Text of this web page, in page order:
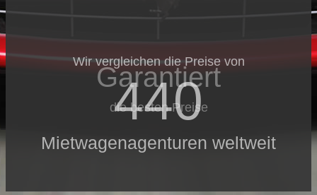
Wir vergleichen die Preise von
440
Mietwagenagenturen weltweit
Garantiert
die besten Preise